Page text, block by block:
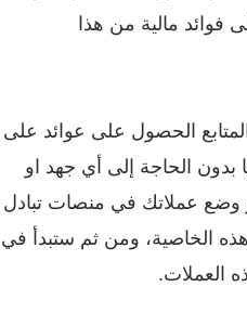
مالية من هذا
الحصول على عوائد على
بدون الحاجة إلى أي جهد او
عملاتك في منصات تبادل
الخاصية، ومن ثم ستبدأ في
العملات.